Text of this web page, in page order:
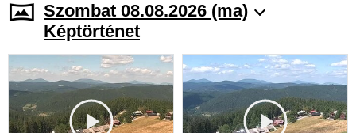
Szombat 08.08.2026 (ma)
Képtörténet